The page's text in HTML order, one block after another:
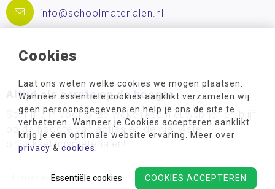
Cookies
Laat ons weten welke cookies we mogen plaatsen.
Wanneer essentiële cookies aanklikt verzamelen wij
geen persoonsgegevens en help je ons de site te
verbeteren. Wanneer je Cookies accepteren aanklikt
krijg je een optimale website ervaring. Meer over
privacy & cookies
COOKIES ACCEPTEREN
Essentiële cookies
info@schoolmaterialen.nl
Altijd als eerste op de hoogte
Schrijf u in voor onze wekelijkse nieuwsbrief en blijf
op de hoogte van acties en de nieuwste
ontwikkelingsmaterialen!